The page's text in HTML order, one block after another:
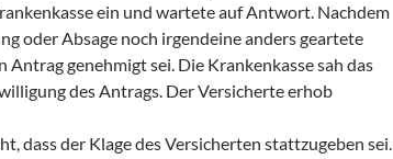
ein und wartete auf Antwort. Nachdem
oder Absage noch irgendeine anders geartete
genehmigt sei. Die Krankenkasse sah das
des Antrags. Der Versicherte erhob
dass der Klage des Versicherten stattzugeben sei.